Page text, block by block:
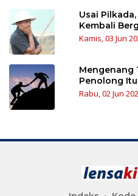
Usai
Kembali
Kamis, 03 Jun
Mengenang
Penolong
Rabu, 02 Jun